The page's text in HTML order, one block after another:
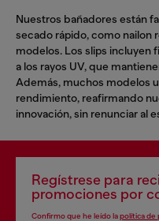
Nuestros bañadores están
secado rápido, como nailon
modelos. Los slips incluyen
a los rayos UV, que
Además, muchos modelos
rendimiento, reafirmando
innovación, sin renunciar al
Regístrese para
promociones por
Confirmo que he leído lapolítica de